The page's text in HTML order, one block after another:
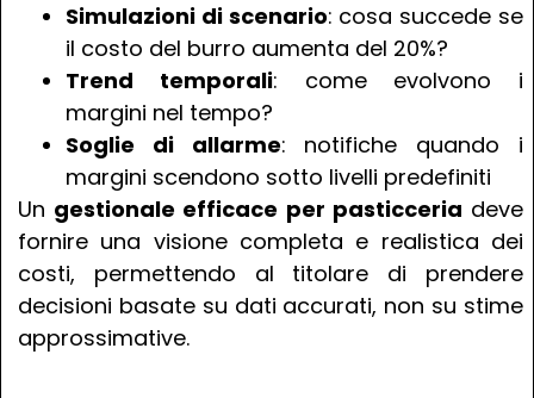
Simulazioni di scenario: cosa succede se
il costo del burro aumenta del 20%?
Trend temporali: come evolvono i
margini nel tempo?
Soglie di allarme: notifiche quando i
margini scendono sotto livelli predefiniti
Un gestionale efficace per pasticceria deve
fornire una visione completa e realistica dei
costi, permettendo al titolare di prendere
decisioni basate su dati accurati, non su stime
approssimative.